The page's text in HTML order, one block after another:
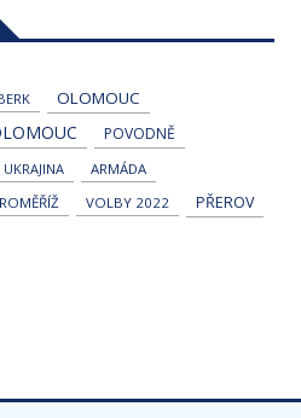
OLOMOUC
POVODNĚ
UKRAJINA ARMÁDA
VOLBY 2022 PŘEROV